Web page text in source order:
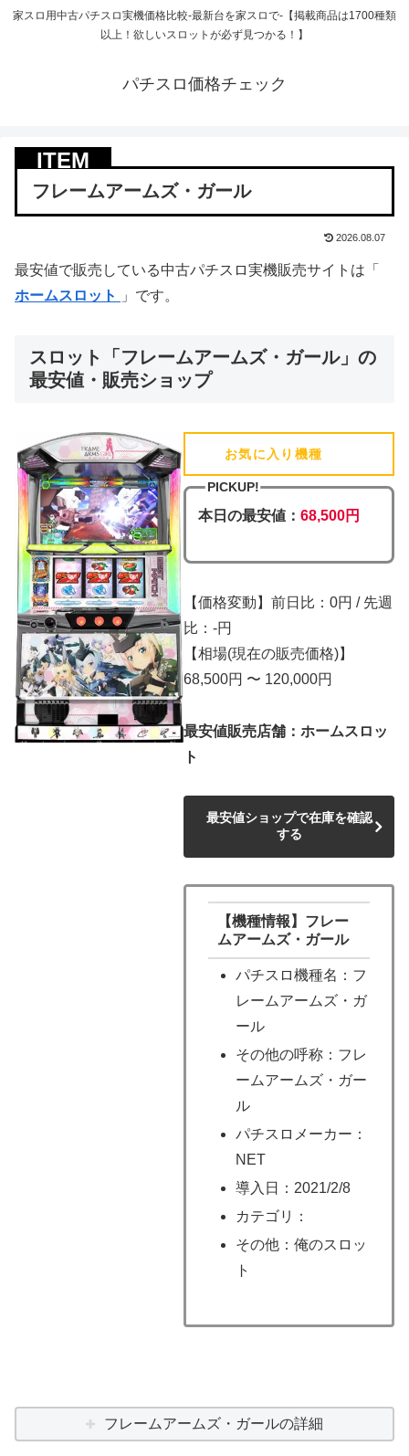
家スロ用中古パチスロ実機価格比較-最新台を家スロで-【掲載商品は1700種類
以上！欲しいスロットが必ず見つかる！】
パチスロ価格チェック
フレームアームズ・ガール
2026.08.07
最安値で販売している中古パチスロ実機販売サイトは「
ホームスロット
」です。
スロット「フレームアームズ・ガール」の
最安値・販売ショップ
お気に入り機種
PICKUP!
本日の最安値：68,500円
【価格変動】前日比：0円 / 先週
比：-円
【相場(現在の販売価格)】
68,500円 〜 120,000円
最安値販売店舗：ホームスロッ
ト
最安値ショップで在庫を確認
する
【機種情報】フレー
ムアームズ・ガール
パチスロ機種名：フ
レームアームズ・ガ
ール
その他の呼称：フレ
ームアームズ・ガー
ル
パチスロメーカー：
NET
導入日：2021/2/8
カテゴリ：
その他：俺のスロッ
ト
フレームアームズ・ガールの詳細